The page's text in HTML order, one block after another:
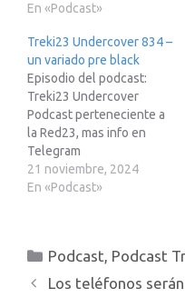
e para inscribirs en Mike”s
de 10% para siempre:
https://www.treki23.com/
mikesAdemas te paso
otros enlaces de
referidos:Enlace de
referido de octopus:
www.treki23.com/octopu
sEnlace de afiliados de
Amazon:
https://www.treki23.com/
metaquestLibro saca…
En «Podcast»
Treki23 Undercover 834 –
un variado pre black
Episodio del podcast:
Treki23 Undercover
Podcast perteneciente a
la Red23, mas info en
Telegram
https://t.me/red23esEnlac
e para apuntarte a Mike”s
enlaces de
referidos:Enlace de
21 noviembre, 2024
En «Podcast»
Categorías
Podcast, Podcast
Los teléfonos